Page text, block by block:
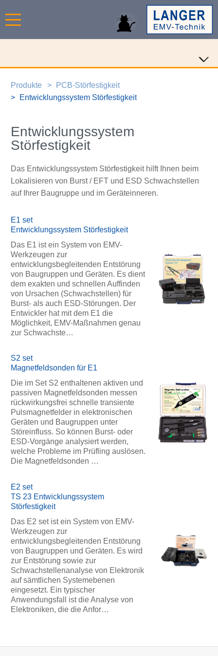
Produkte
PCB-Störfestigkeit
Entwicklungssystem Störfestigkeit
Entwicklungssystem
Störfestigkeit
Das Entwicklungssystem Störfestigkeit hilft Ihnen beim
Lokalisieren von Burst / EFT und ESD Schwachstellen
auf Ihrer Baugruppe und im Geräteinneren.
E1 set
Entwicklungssystem Störfestigkeit
Das E1 ist ein System von EMV-
Werkzeugen zur
entwicklungsbegleitenden Entstörung
von Baugruppen und Geräten. Es dient
dem exakten und schnellen Auffinden
von Ursachen (Schwachstellen) für
Burst- als auch ESD-Störungen. Der
Entwickler hat mit dem E1 die
Möglichkeit, EMV-Maßnahmen genau
zur Schwachste…
S2 set
Magnetfeldsonden für E1
Die im Set S2 enthaltenen aktiven und
passiven Magnetfeldsonden messen
rückwirkungsfrei schnelle transiente
Pulsmagnetfelder in elektronischen
Geräten und Baugruppen unter
Störeinfluss. So können Burst- oder
ESD-Vorgänge analysiert werden,
welche Probleme im Prüfling auslösen.
Die Magnetfeldsonden …
E2 set
TS 23 Entwicklungssystem
Störfestigkeit
Das E2 set ist ein System von EMV-
Werkzeugen zur
entwicklungsbegleitenden Entstörung
von Baugruppen und Geräten. Es wird
zur Entstörung sowie zur
Schwachstellenanalyse von Elektronik
auf sämtlichen Systemebenen
eingesetzt. Ein typischer
Anwendungsfall ist die Analyse von
Elektroniken, die die Anfor…